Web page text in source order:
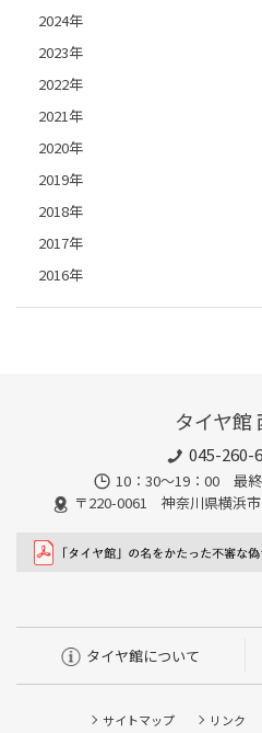
2024年
2023年
2022年
2021年
2020年
2019年
2018年
2017年
2016年
タイヤ館
045-260-
10：30～19：00 最
〒220-0061 神奈川県横浜
タイヤ館について
サイトマップ リンク